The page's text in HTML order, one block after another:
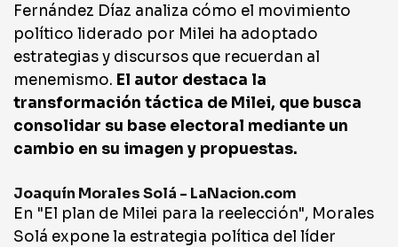
Fernández Díaz analiza cómo el movimiento
político liderado por Milei ha adoptado
estrategias y discursos que recuerdan al
menemismo. El autor destaca la
transformación táctica de Milei, que busca
consolidar su base electoral mediante un
cambio en su imagen y propuestas.
Joaquín Morales Solá - LaNacion.com
En "El plan de Milei para la reelección", Morales
Solá expone la estrategia política del líder